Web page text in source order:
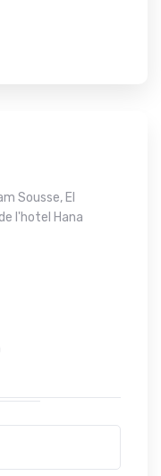
Sousse, El
l'hotel Hana